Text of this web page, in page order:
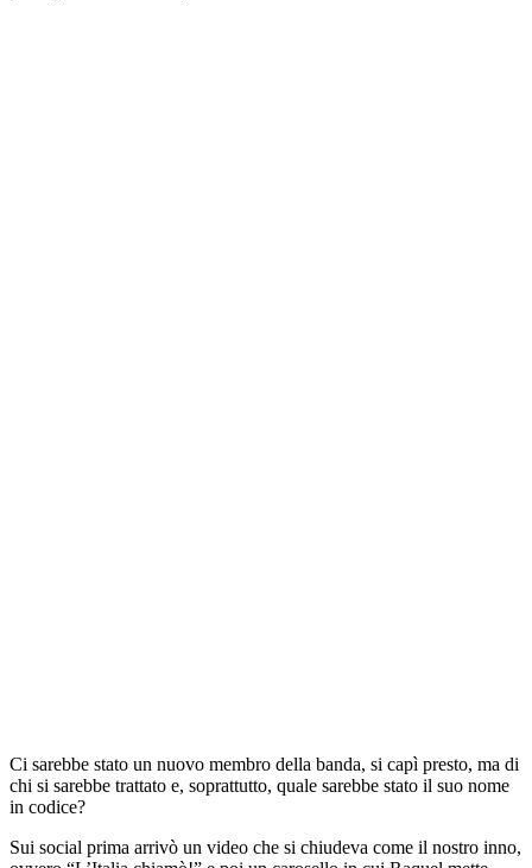
Ci sarebbe stato un nuovo membro della banda, si capì presto, ma di
chi si sarebbe trattato e, soprattutto, quale sarebbe stato il suo nome
in codice?
Sui social prima arrivò un video che si chiudeva come il nostro inno,